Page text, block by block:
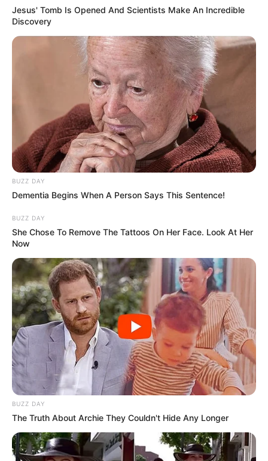
Jesus' Tomb Is Opened And Scientists Make An Incredible
Discovery
BUZZ DAY
Dementia Begins When A Person Says This Sentence!
BUZZ DAY
She Chose To Remove The Tattoos On Her Face. Look At Her
Now
BUZZ DAY
The Truth About Archie They Couldn't Hide Any Longer